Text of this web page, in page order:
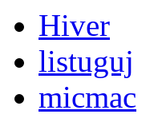
Hiver
listuguj
micmac